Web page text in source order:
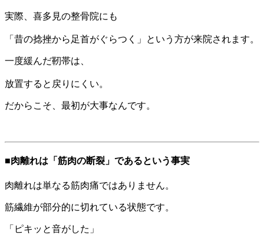
実際、喜多見の整骨院にも
「昔の捻挫から足首がぐらつく」という方が来院されます。
一度緩んだ靭帯は、
放置すると戻りにくい。
だからこそ、最初が大事なんです。
■肉離れは「筋肉の断裂」であるという事実
肉離れは単なる筋肉痛ではありません。
筋繊維が部分的に切れている状態です。
「ピキッと音がした」